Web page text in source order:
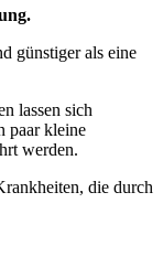
günstiger als eine
lassen sich
paar kleine
werden.
die durch